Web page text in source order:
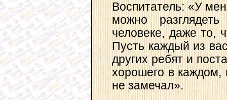
Воспитатель: «У
можно
человеке, даже то,
Пусть каждый из
других ребят и
хорошего в
не замечал».